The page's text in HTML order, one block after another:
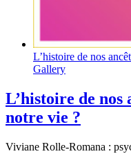
L’histoire de nos
Gallery
L’histoire de nos
notre vie ?
Viviane Rolle-Romana :